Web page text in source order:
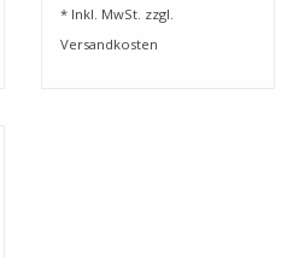
* Inkl. MwSt. zzgl.
Versandkosten